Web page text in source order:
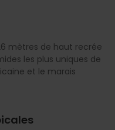
mètres de haut recrée
les plus uniques de
et le marais